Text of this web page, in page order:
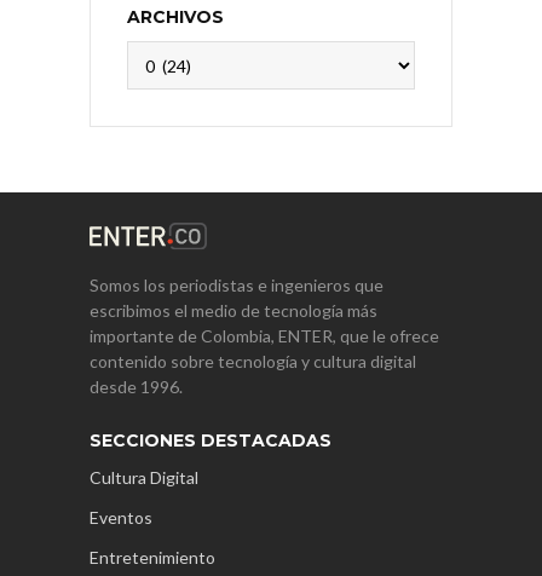
ARCHIVOS
Somos los periodistas e ingenieros que
escribimos el medio de tecnología más
importante de Colombia, ENTER, que le ofrece
contenido sobre tecnología y cultura digital
desde 1996.
SECCIONES DESTACADAS
Cultura Digital
Eventos
Entretenimiento